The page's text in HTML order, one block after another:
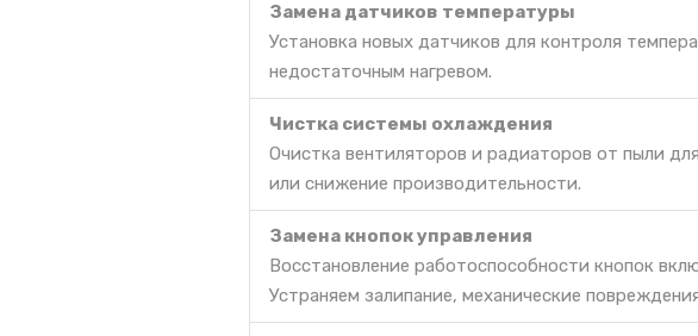
Замена датчиков температуры
Установка новых датчиков для контроля
недостаточным нагревом.
Чистка системы охлаждения
Очистка вентиляторов и радиаторов от пыли
или снижение производительности.
Замена кнопок управления
Восстановление работоспособности кнопок
Устраняем залипание, механические